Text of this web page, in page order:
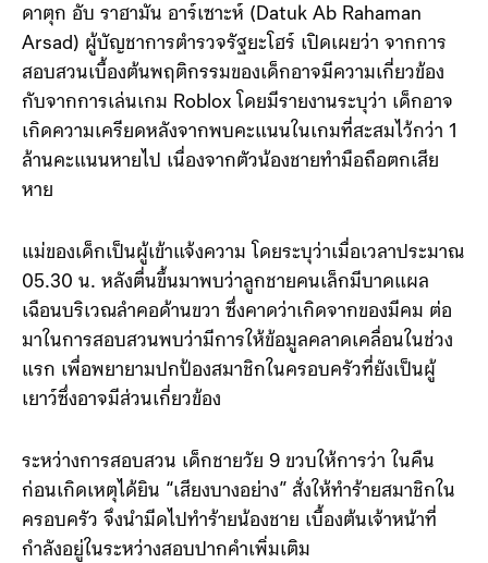
ปาห์ เลาต์ เขตปาริต ราจา เมืองบาตูปาฮัต รัฐยะโฮร์
ดาตุก อับ ราฮามัน อาร์เซาะห์ (Datuk Ab Rahaman
Arsad) ผู้บัญชาการตำรวจรัฐยะโฮร์ เปิดเผยว่า จากการ
สอบสวนเบื้องต้นพฤติกรรมของเด็กอาจมีความเกี่ยวข้อง
กับจากการเล่นเกม Roblox โดยมีรายงานระบุว่า เด็กอาจ
เกิดความเครียดหลังจากพบคะแนนในเกมที่สะสมไว้กว่า 1
หาย
แม่ของเด็กเป็นผู้เข้าแจ้งความ โดยระบุว่าเมื่อเวลาประมาณ
05.30 น. หลังตื่นขึ้นมาพบว่าลูกชายคนเล็กมีบาดแผล
เฉือนบริเวณลำคอด้านขวา ซึ่งคาดว่าเกิดจากของมีคม ต่อ
มาในการสอบสวนพบว่ามีการให้ข้อมูลคลาดเคลื่อนในช่วง
เยาว์ซึ่งอาจมีส่วนเกี่ยวข้อง
ระหว่างการสอบสวน เด็กชายวัย 9 ขวบให้การว่า ในคืน
ก่อนเกิดเหตุได้ยิน “เสียงบางอย่าง” สั่งให้ทำร้ายสมาชิกใน